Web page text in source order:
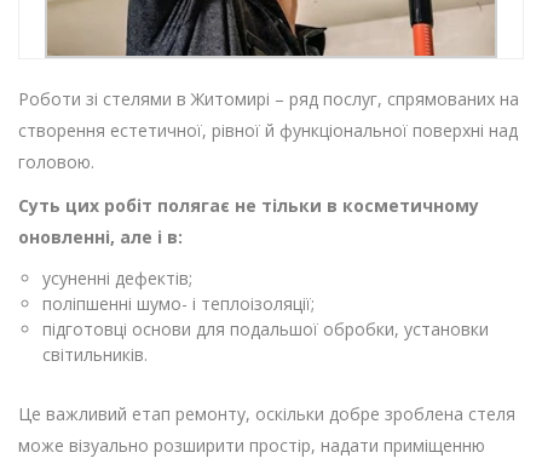
Роботи зі стелями в Житомирі – ряд послуг, спрямованих на
створення естетичної, рівної й функціональної поверхні над
головою.
Суть цих робіт полягає не тільки в косметичному
оновленні, але і в:
усуненні дефектів;
поліпшенні шумо- і теплоізоляції;
підготовці основи для подальшої обробки, установки
світильників.
Це важливий етап ремонту, оскільки добре зроблена стеля
може візуально розширити простір, надати приміщенню